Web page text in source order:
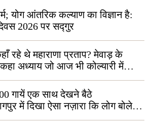
योग आंतरिक कल्याण का विज्ञान है:
2026 पर सद्गुर
रहे थे महाराणा प्रताप? मेवाड़ के
अध्याय जो आज भी कोल्यारी में
गायें एक साथ देखने बैठे
में दिखा ऐसा नज़ारा कि लोग बोले,
ही कर सकते हैं”